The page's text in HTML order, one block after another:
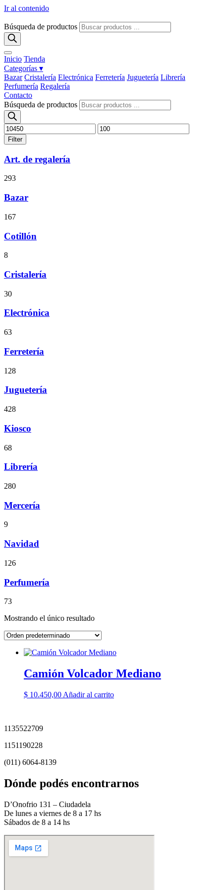
Ir al contenido
Búsqueda de productos
Inicio Tienda
Categorías ▾
Bazar Cristalería Electrónica Ferretería Juguetería Librería
Perfumería Regalería
Contacto
Búsqueda de productos
Filter
Art. de regalería
293
Bazar
167
Cotillón
8
Cristalería
30
Electrónica
63
Ferretería
128
Juguetería
428
Kiosco
68
Librería
280
Mercería
9
Navidad
126
Perfumería
73
Mostrando el único resultado
Camión Volcador Mediano
$ 10.450,00 Añadir al carrito
1135522709
1151190228
(011) 6064-8139
Dónde podés encontrarnos
D’Onofrio 131 – Ciudadela
De lunes a viernes de 8 a 17 hs
Sábados de 8 a 14 hs